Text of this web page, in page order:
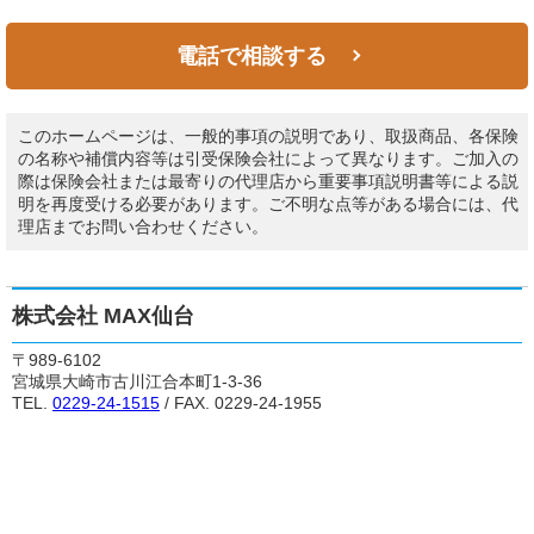
電話で相談する
このホームページは、一般的事項の説明であり、取扱商品、各保険
の名称や補償内容等は引受保険会社によって異なります。ご加入の
際は保険会社または最寄りの代理店から重要事項説明書等による説
明を再度受ける必要があります。ご不明な点等がある場合には、代
理店までお問い合わせください。
株式会社 MAX仙台
〒989-6102
宮城県大崎市古川江合本町1-3-36
TEL. 0229-24-1515 / FAX. 0229-24-1955